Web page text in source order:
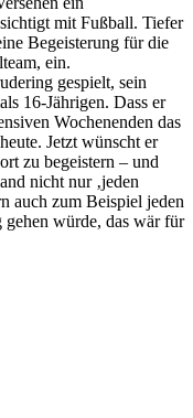
mit Fußball. Tiefer
Begeisterung für die
ein.
gespielt, sein
16-Jährigen. Dass er
Wochenenden das
Jetzt wünscht er
zu begeistern – und
nicht nur ‚jeden
auch zum Beispiel jeden
würde, das wär für